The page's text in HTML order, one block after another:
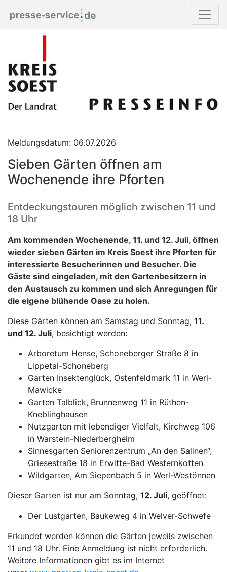
Meldungsdatum: 06.07.2026
Sieben Gärten öffnen am
Wochenende ihre Pforten
Entdeckungstouren möglich zwischen 11 und
18 Uhr
Am kommenden Wochenende, 11. und 12. Juli, öffnen
wieder sieben Gärten im Kreis Soest ihre Pforten für
interessierte Besucherinnen und Besucher. Die
Gäste sind eingeladen, mit den Gartenbesitzern in
den Austausch zu kommen und sich Anregungen für
die eigene blühende Oase zu holen.
Diese Gärten können am Samstag und Sonntag, 11.
und 12. Juli, besichtigt werden:
Arboretum Hense, Schoneberger Straße 8 in
Lippetal-Schoneberg
Garten Insektenglück, Ostenfeldmark 11 in Werl-
Mawicke
Garten Talblick, Brunnenweg 11 in Rüthen-
Kneblinghausen
Nutzgarten mit lebendiger Vielfalt, Kirchweg 106
in Warstein-Niederbergheim
Sinnesgarten Seniorenzentrum „An den Salinen“,
Griesestraße 18 in Erwitte-Bad Westernkotten
Wildgarten, Am Siepenbach 5 in Werl-Westönnen
Dieser Garten ist nur am Sonntag, 12. Juli, geöffnet:
Der Lustgarten, Baukeweg 4 in Welver-Schwefe
Erkundet werden können die Gärten jeweils zwischen
11 und 18 Uhr. Eine Anmeldung ist nicht erforderlich.
Weitere Informationen gibt es im Internet